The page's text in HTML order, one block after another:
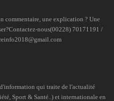
commentaire, une explication ? Une
nous(00228) 70171191 /
qui traite de l'actualité
Sport & Santé..) et internationale en